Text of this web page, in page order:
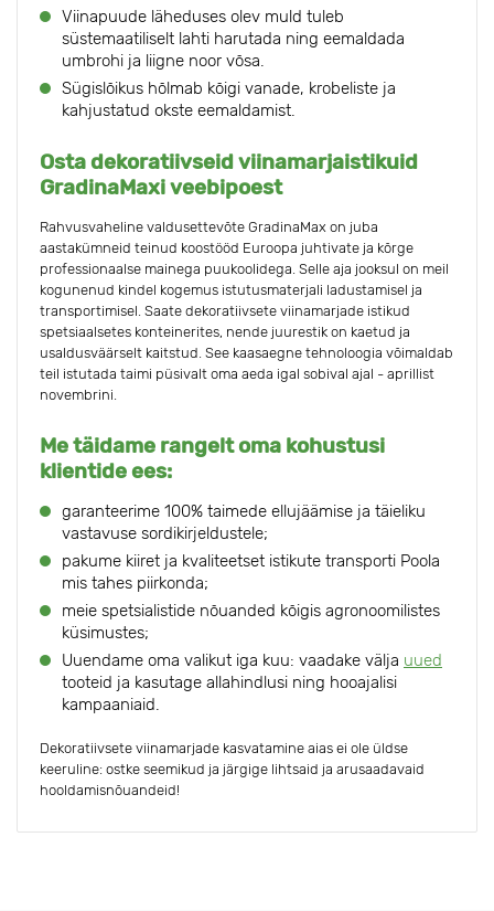
Viinapuude läheduses olev muld tuleb
süstemaatiliselt lahti harutada ning eemaldada
umbrohi ja liigne noor võsa.
Sügislõikus hõlmab kõigi vanade, krobeliste ja
kahjustatud okste eemaldamist.
Osta dekoratiivseid viinamarjaistikuid
GradinaMaxi veebipoest
Rahvusvaheline valdusettevõte GradinaMax on juba
aastakümneid teinud koostööd Euroopa juhtivate ja kõrge
professionaalse mainega puukoolidega. Selle aja jooksul on meil
kogunenud kindel kogemus istutusmaterjali ladustamisel ja
transportimisel. Saate dekoratiivsete viinamarjade istikud
spetsiaalsetes konteinerites, nende juurestik on kaetud ja
usaldusväärselt kaitstud. See kaasaegne tehnoloogia võimaldab
teil istutada taimi püsivalt oma aeda igal sobival ajal - aprillist
novembrini.
Me täidame rangelt oma kohustusi
klientide ees:
garanteerime 100% taimede ellujäämise ja täieliku
vastavuse sordikirjeldustele;
pakume kiiret ja kvaliteetset istikute transporti Poola
mis tahes piirkonda;
meie spetsialistide nõuanded kõigis agronoomilistes
küsimustes;
Uuendame oma valikut iga kuu: vaadake välja uued
tooteid ja kasutage allahindlusi ning hooajalisi
kampaaniaid.
Dekoratiivsete viinamarjade kasvatamine aias ei ole üldse
keeruline: ostke seemikud ja järgige lihtsaid ja arusaadavaid
hooldamisnõuandeid!